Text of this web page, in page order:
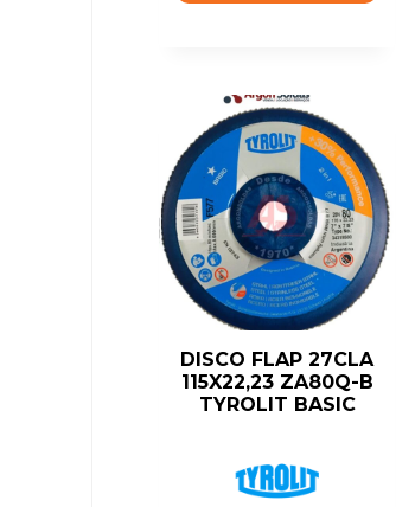
DISCO FLAP 27CLA
115X22,23 ZA80Q-B
TYROLIT BASIC